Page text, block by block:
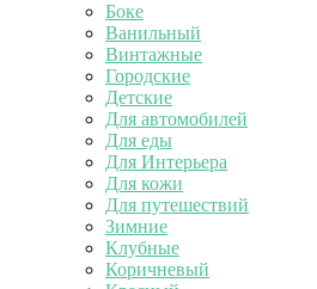
Боке
Ванильный
Винтажные
Городские
Детские
Для автомобилей
Для еды
Для Интерьера
Для кожи
Для путешествий
Зимние
Клубные
Коричневый